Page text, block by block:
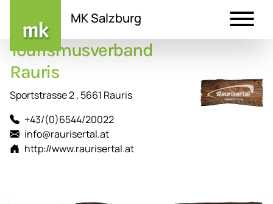
Inhalt
MK Salzburg
Tourismusverband
Rauris
Sportstrasse 2 , 5661 Rauris
+43/(0)6544/20022
info@raurisertal.at
http://www.raurisertal.at